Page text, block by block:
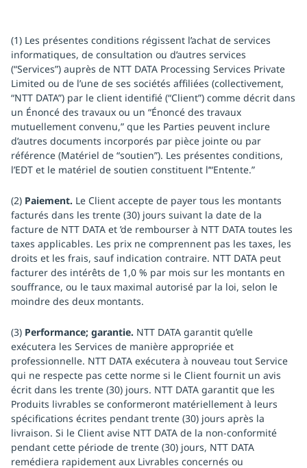
(1) Les présentes conditions régissent l’achat de services
informatiques, de consultation ou d’autres services
(“Services”) auprès de NTT DATA Processing Services Private
Limited ou de l’une de ses sociétés affiliées (collectivement,
“NTT DATA”) par le client identifié (“Client”) comme décrit dans
un Énoncé des travaux ou un “Énoncé des travaux
mutuellement convenu,” que les Parties peuvent inclure
d’autres documents incorporés par pièce jointe ou par
référence (Matériel de “soutien”). Les présentes conditions,
l’EDT et le matériel de soutien constituent l’“Entente.”
(2) Paiement. Le Client accepte de payer tous les montants
facturés dans les trente (30) jours suivant la date de la
facture de NTT DATA et ’de rembourser à NTT DATA toutes les
taxes applicables. Les prix ne comprennent pas les taxes, les
droits et les frais, sauf indication contraire. NTT DATA peut
facturer des intérêts de 1,0 % par mois sur les montants en
souffrance, ou le taux maximal autorisé par la loi, selon le
moindre des deux montants.
(3) Performance; garantie. NTT DATA garantit qu’elle
exécutera les Services de manière appropriée et
professionnelle. NTT DATA exécutera à nouveau tout Service
qui ne respecte pas cette norme si le Client fournit un avis
écrit dans les trente (30) jours. NTT DATA garantit que les
Produits livrables se conformeront matériellement à leurs
spécifications écrites pendant trente (30) jours après la
livraison. Si le Client avise NTT DATA de la non-conformité
pendant cette période de trente (30) jours, NTT DATA
remédiera rapidement aux Livrables concernés ou